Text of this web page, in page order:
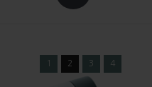
2 3 4